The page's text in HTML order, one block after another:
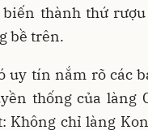
biến thành thứ
bề trên.
uy tín nắm rõ các
thống của làng
Không chỉ làng